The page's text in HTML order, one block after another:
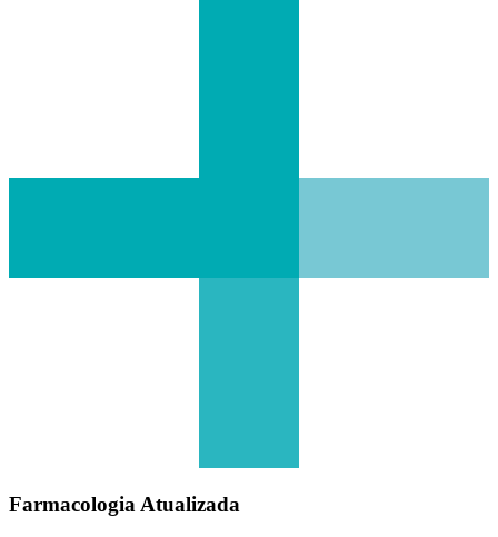
Farmacologia Atualizada